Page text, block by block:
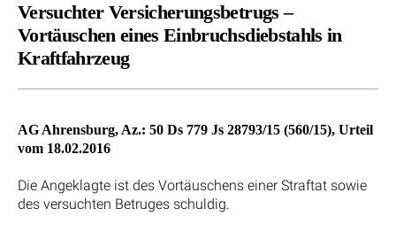
Versuchter Versicherungsbetrugs –
Vortäuschen eines Einbruchsdiebstahls in
Kraftfahrzeug
AG Ahrensburg, Az.: 50 Ds 779 Js 28793/15 (560/15), Urteil
vom 18.02.2016
Die Angeklagte ist des Vortäuschens einer Straftat sowie
des versuchten Betruges schuldig.